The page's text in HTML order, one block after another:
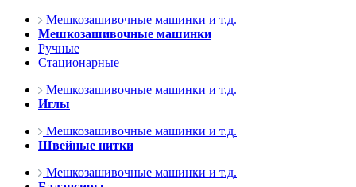
Мешкозашивочные машинки и т.д.
Мешкозашивочные машинки
Ручные
Стационарные
Мешкозашивочные машинки и т.д.
Иглы
Мешкозашивочные машинки и т.д.
Швейные нитки
Мешкозашивочные машинки и т.д.